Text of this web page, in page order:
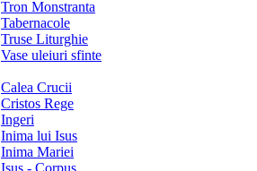
Tron Monstranta
Tabernacole
Truse Liturghie
Vase uleiuri sfinte
Calea Crucii
Cristos Rege
Ingeri
Inima lui Isus
Inima Mariei
Isus - Corpus